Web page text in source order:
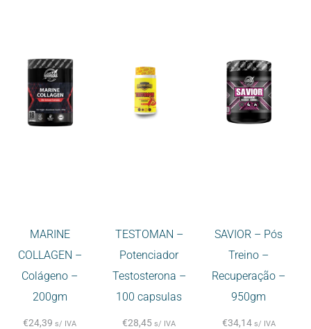
MARINE
COLLAGEN –
Colágeno –
200gm
€24,39 s/ IVA
TESTOMAN –
Potenciador
Testosterona –
100 capsulas
€28,45 s/ IVA
SAVIOR – Pós
Treino –
Recuperação –
950gm
€34,14 s/ IVA